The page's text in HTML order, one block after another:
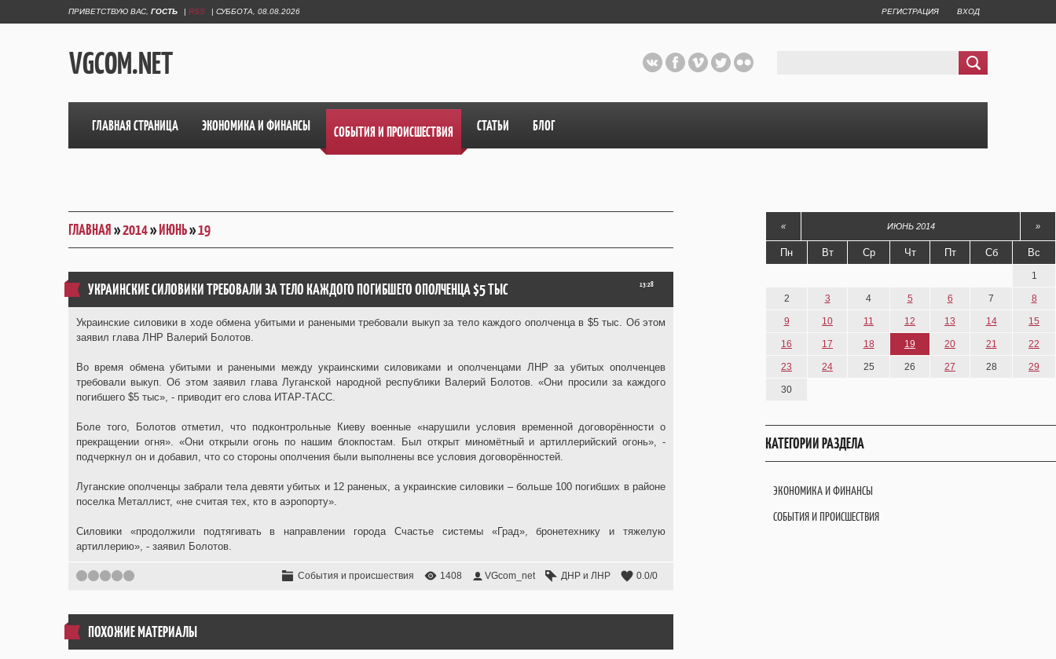
ПРИВЕТСТВУЮ ВАС ГОСТЬ | RSS | СУББОТА, 08.08.2026 РЕГИСТРАЦИЯ ВХОД
VGCOM.NET
ГЛАВНАЯ СТРАНИЦА ЭКОНОМИКА И ФИНАНСЫ СОБЫТИЯ И ПРОИСШЕСТВИЯ СТАТЬИ БЛОГ
ГЛАВНАЯ»2014»ИЮНЬ»19
13:28
УКРАИНСКИЕ СИЛОВИКИ ТРЕБОВАЛИ ЗА ТЕЛО КАЖДОГО ПОГИБШЕГО ОПОЛЧЕНЦА $5 ТЫС
Украинские силовики в ходе обмена убитыми и ранеными требовали выкуп за тело каждого ополченца в $5 тыс. Об этом
заявил глава ЛНР Валерий Болотов.
Во время обмена убитыми и ранеными между украинскими силовиками и ополченцами ЛНР за убитых ополченцев
требовали выкуп. Об этом заявил глава Луганской народной республики Валерий Болотов. «Они просили за каждого
погибшего $5 тыс», - приводит его слова ИТАР-ТАСС.
Боле того, Болотов отметил, что подконтрольные Киеву военные «нарушили условия временной договорённости о
прекращении огня». «Они открыли огонь по нашим блокпостам. Был открыт миномётный и артиллерийский огонь», -
подчеркнул он и добавил, что со стороны ополчения были выполнены все условия договорённостей.
Луганские ополченцы забрали тела девяти убитых и 12 раненых, а украинские силовики – больше 100 погибших в районе
поселка Металлист, «не считая тех, кто в аэропорту».
Силовики «продолжили подтягивать в направлении города Счастье системы «Град», бронетехнику и тяжелую
артиллерию», - заявил Болотов.
1 2 3 4 События и происшествия 1408 VGcom_net ДНР и ЛНР 0.0/0
ПОХОЖИЕ МАТЕРИАЛЫ
« ИЮНЬ 2014 »
Пн Вт Ср Чт Пт Сб Вс
1
2 3 4 5 6 7 8
9 10 11 12 13 14 15
16 17 18 19 20 21 22
23 24 25 26 27 28 29
30
КАТЕГОРИИ РАЗДЕЛА
ЭКОНОМИКА И ФИНАНСЫ
СОБЫТИЯ И ПРОИСШЕСТВИЯ